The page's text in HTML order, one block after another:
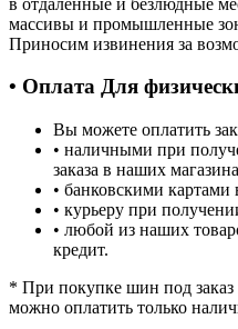
массивы и промышленные
Приносим извинения за
• Оплата Для
Вы можете оплатить
• наличными при
заказа в наших
• банковскими
• курьеру при
• любой из наших
кредит.
* При покупке шин под
можно оплатить только